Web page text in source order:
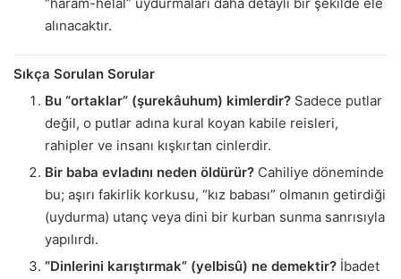
alınacaktır.
Sıkça Sorulan Sorular
Bu “ortaklar” (şurekâuhum) kimlerdir? Sadece putlar
değil, o putlar adına kural koyan kabile reisleri,
rahipler ve insanı kışkırtan cinlerdir.
Bir baba evladını neden öldürür? Cahiliye döneminde
bu; aşırı fakirlik korkusu, “kız babası” olmanın getirdiği
(uydurma) utanç veya dini bir kurban sunma sanrısıyla
yapılırdı.
“Dinlerini karıştırmak” (yelbisû) ne demektir? İbadet